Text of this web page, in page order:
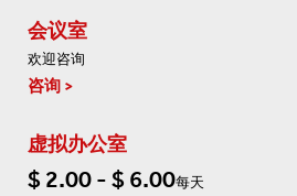
会议室
欢迎咨询
咨询
虚拟办公室
$ 2.00 - $ 6.00每天